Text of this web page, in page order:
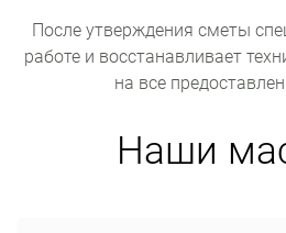
После утверждения сметы
работе и восстанавливает
на все
Наши